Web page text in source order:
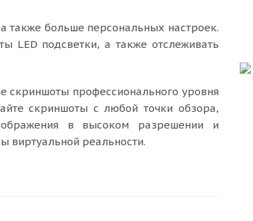
также больше персональных настроек.
LED подсветки, а также отслеживать
скриншоты профессионального уровня
скриншоты с любой точки обзора,
в высоком разрешении и
виртуальной реальности.